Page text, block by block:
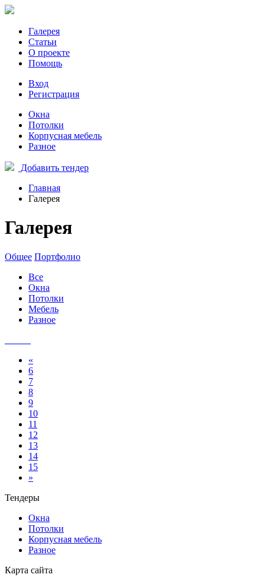
Галерея
Статьи
О проекте
Помощь
Вход
Регистрация
Окна
Потолки
Корпусная мебель
Разное
Добавить тендер
Главная
Галерея
Галерея
Общее Портфолио
Все
Окна
Потолки
Мебель
Разное
«
6
7
8
9
10
11
12
13
14
15
»
Тендеры
Окна
Потолки
Корпусная мебель
Разное
Карта сайта